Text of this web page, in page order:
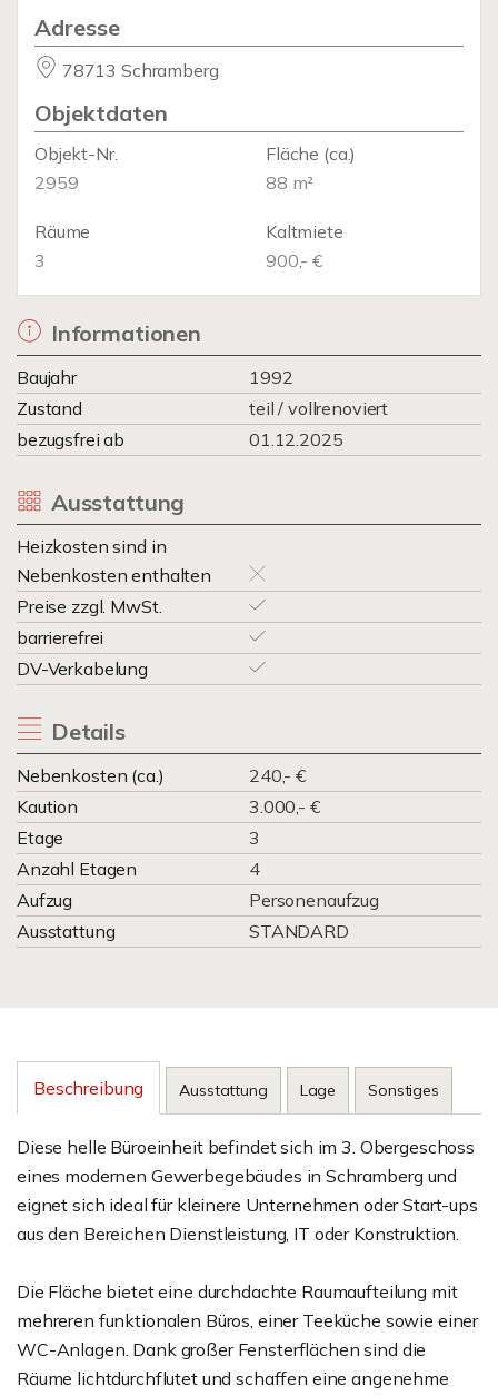
Adresse
78713 Schramberg
Objektdaten
Objekt-Nr.
2959
Fläche (ca.)
88 m²
Räume
3
Kaltmiete
900,- €
Informationen
Baujahr
1992
Zustand
teil / vollrenoviert
bezugsfrei ab
01.12.2025
Ausstattung
Heizkosten sind in
Nebenkosten enthalten
Preise zzgl. MwSt.
barrierefrei
DV-Verkabelung
Details
Nebenkosten (ca.)
240,- €
Kaution
3.000,- €
Etage
3
Anzahl Etagen
4
Aufzug
Personenaufzug
Ausstattung
STANDARD
Beschreibung Ausstattung Lage Sonstiges
Diese helle Büroeinheit befindet sich im 3. Obergeschoss
eines modernen Gewerbegebäudes in Schramberg und
eignet sich ideal für kleinere Unternehmen oder Start-ups
aus den Bereichen Dienstleistung, IT oder Konstruktion.
Die Fläche bietet eine durchdachte Raumaufteilung mit
mehreren funktionalen Büros, einer Teeküche sowie einer
WC-Anlagen. Dank großer Fensterflächen sind die
Räume lichtdurchflutet und schaffen eine angenehme